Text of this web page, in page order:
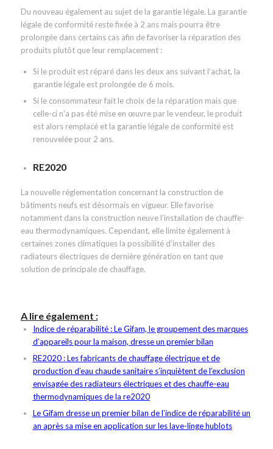
Du nouveau également au sujet de la garantie légale. La garantie
légale de conformité reste fixée à 2 ans mais pourra être
prolongée dans certains cas afin de favoriser la réparation des
produits plutôt que leur remplacement :
Si le produit est réparé dans les deux ans suivant l’achat, la
garantie légale est prolongée de 6 mois.
Si le consommateur fait le choix de la réparation mais que
celle-ci n’a pas été mise en œuvre par le vendeur, le produit
est alors remplacé et la garantie légale de conformité est
renouvelée pour 2 ans.
RE2020
La nouvelle réglementation concernant la construction de
bâtiments neufs est désormais en vigueur. Elle favorise
notamment dans la construction neuve l’installation de chauffe-
eau thermodynamiques. Cependant, elle limite également à
certaines zones climatiques la possibilité d’installer des
radiateurs électriques de dernière génération en tant que
solution de principale de chauffage.
A lire également :
Indice de réparabilité : Le Gifam, le groupement des marques
d’appareils pour la maison, dresse un premier bilan
RE2020 : Les fabricants de chauffage électrique et de
production d’eau chaude sanitaire s’inquiètent de l’exclusion
envisagée des radiateurs électriques et des chauffe-eau
thermodynamiques de la re2020
Le Gifam dresse un premier bilan de l’indice de réparabilité un
an après sa mise en application sur les lave-linge hublots